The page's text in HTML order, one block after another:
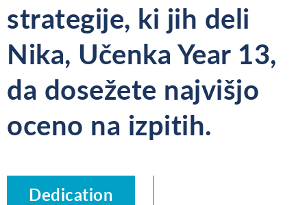
strategije, ki jih deli
Nika, Učenka Year 13,
da dosežete najvišjo
oceno na izpitih.
Dedication